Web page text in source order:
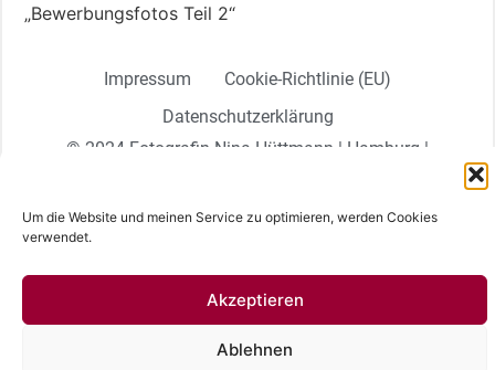
Um die Website und meinen Service zu optimieren, werden Cookies
verwendet.
Akzeptieren
Ablehnen
„Bewerbungsfotos Teil 2“
Impressum
Cookie-Richtlinie (EU)
Datenschutzerklärung
© 2024 Fotografin Nina Hüttmann | Hamburg |
Deutsch